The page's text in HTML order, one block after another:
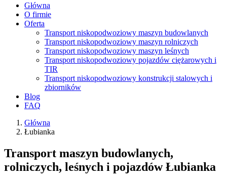
Główna
O firmie
Oferta
Transport niskopodwoziowy maszyn budowlanych
Transport niskopodwoziowy maszyn rolniczych
Transport niskopodwoziowy maszyn leśnych
Transport niskopodwoziowy pojazdów ciężarowych i
TIR
Transport niskopodwoziowy konstrukcji stalowych i
zbiorników
Blog
FAQ
Główna
Łubianka
Transport maszyn budowlanych,
rolniczych, leśnych i pojazdów Łubianka